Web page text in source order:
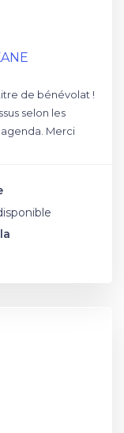
de bénévolat !
selon les
Merci